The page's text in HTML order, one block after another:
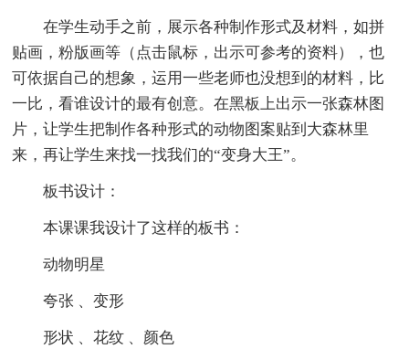
在学生动手之前，展示各种制作形式及材料，如拼
贴画，粉版画等（点击鼠标，出示可参考的资料），也
可依据自己的想象，运用一些老师也没想到的材料，比
一比，看谁设计的最有创意。在黑板上出示一张森林图
片，让学生把制作各种形式的动物图案贴到大森林里
来，再让学生来找一找我们的“变身大王”。
板书设计：
本课课我设计了这样的板书：
动物明星
夸张 、变形
形状 、花纹 、颜色